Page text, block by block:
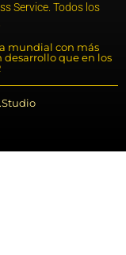
Service. Todos los
mundial con más
desarrollo que en los